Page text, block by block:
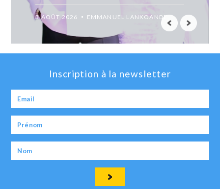
31 JUILLET 2026 EMMANUEL LANKOANDE
Inscription à la newsletter